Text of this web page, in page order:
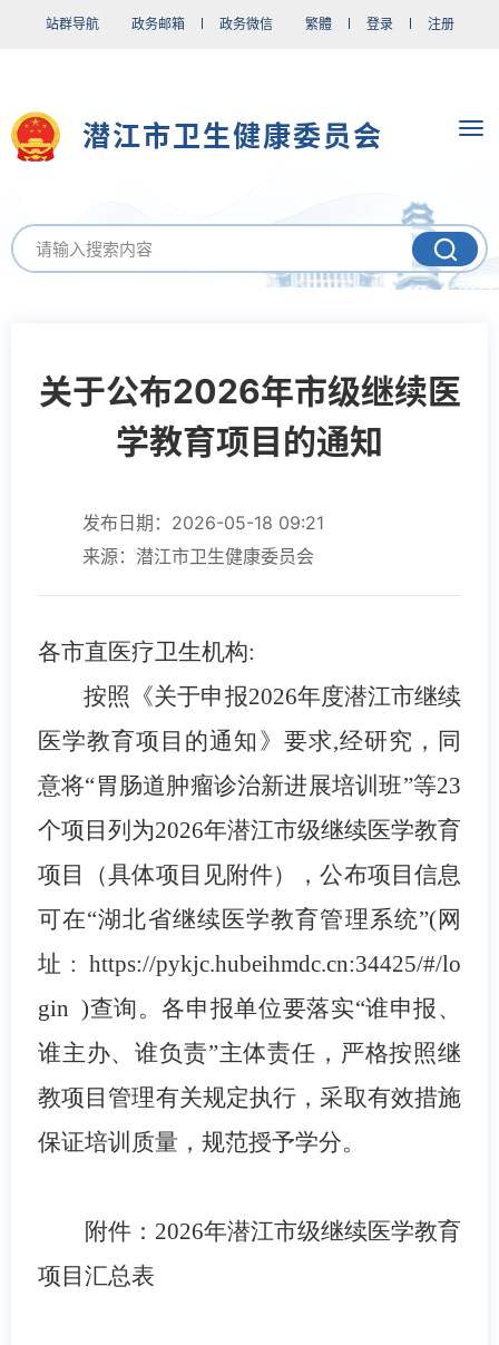
站群导航 政务邮箱 政务微信 繁體 登录 注册
潜江市卫生健康委员会
关于公布2026年市级继续医
学教育项目的通知
发布日期：2026-05-18 09:21
来源：潜江市卫生健康委员会
各市直医疗卫生机构:
按照《关于申报2026年度潜江市继续
医学教育项目的通知》要求,经研究，同
意将“胃肠道肿瘤诊治新进展培训班”等23
个项目列为2026年潜江市级继续医学教育
项目（具体项目见附件），公布项目信息
可在“湖北省继续医学教育管理系统”(网
址: https://pykjc.hubeihmdc.cn:34425/#/lo
gin )查询。各申报单位要落实“谁申报、
谁主办、谁负责”主体责任，严格按照继
教项目管理有关规定执行，采取有效措施
保证培训质量，规范授予学分。
附件： 2026年潜江市级继续医学教育
项目汇总表